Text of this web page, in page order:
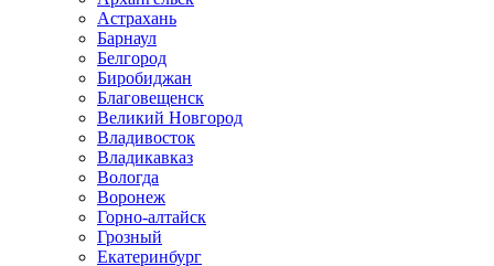
Астрахань
Барнаул
Белгород
Биробиджан
Благовещенск
Великий Новгород
Владивосток
Владикавказ
Вологда
Воронеж
Горно-алтайск
Грозный
Екатеринбург